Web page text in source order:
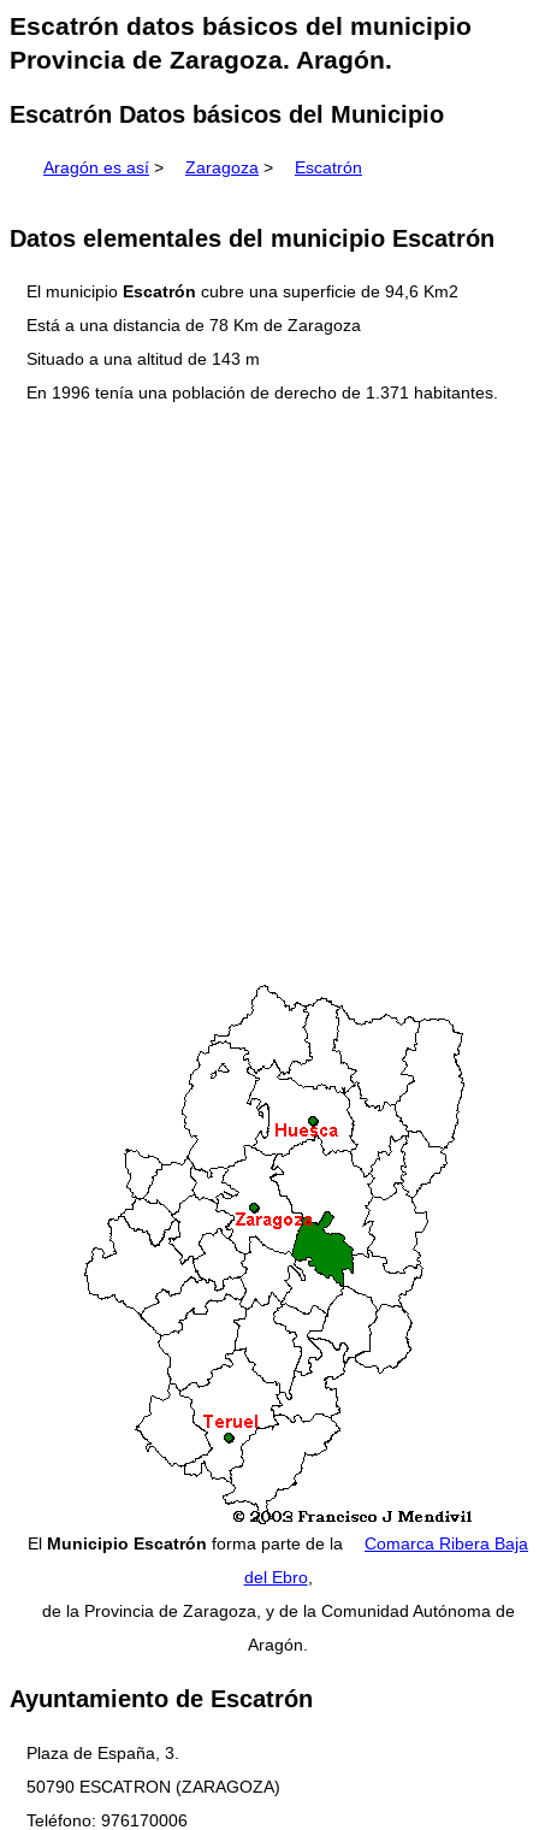
Escatrón datos básicos del municipio
Provincia de Zaragoza. Aragón.
Escatrón Datos básicos del Municipio
Aragón es así > Zaragoza > Escatrón
Datos elementales del municipio Escatrón
El municipio Escatrón cubre una superficie de 94,6 Km2
Está a una distancia de 78 Km de Zaragoza
Situado a una altitud de 143 m
En 1996 tenía una población de derecho de 1.371 habitantes.
El Municipio Escatrón forma parte de la
Comarca Ribera Baja
del Ebro,
de la Provincia de Zaragoza, y de la Comunidad Autónoma de
Aragón.
Ayuntamiento de Escatrón
Plaza de España, 3.
50790 ESCATRON (ZARAGOZA)
Teléfono: 976170006